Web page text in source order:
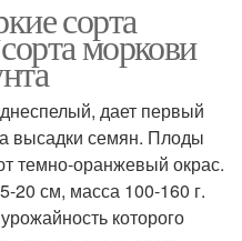
сорта
моркови
дает первый
высадки семян. Плоды
темно-оранжевый окрас.
20 см, масса 100-160 г.
которого